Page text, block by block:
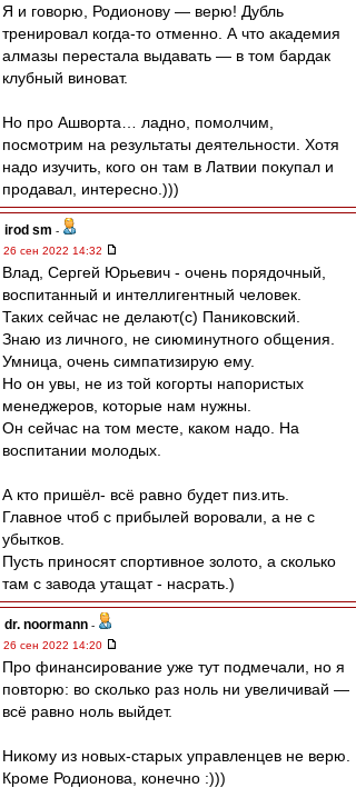
Я и говорю, Родионову — верю! Дубль
тренировал когда-то отменно. А что академия
алмазы перестала выдавать — в том бардак
клубный виноват.
Но про Ашворта… ладно, помолчим,
посмотрим на результаты деятельности. Хотя
надо изучить, кого он там в Латвии покупал и
продавал, интересно.)))
irod sm -
26 сен 2022 14:32
Влад, Сергей Юрьевич - очень порядочный,
воспитанный и интеллигентный человек.
Таких сейчас не делают(с) Паниковский.
Знаю из личного, не сиюминутного общения.
Умница, очень симпатизирую ему.
Но он увы, не из той когорты напористых
менеджеров, которые нам нужны.
Он сейчас на том месте, каком надо. На
воспитании молодых.
А кто пришёл- всё равно будет пиз.ить.
Главное чтоб с прибылей воровали, а не с
убытков.
Пусть приносят спортивное золото, а сколько
там с завода утащат - насрать.)
dr. noormann -
26 сен 2022 14:20
Про финансирование уже тут подмечали, но я
повторю: во сколько раз ноль ни увеличивай —
всё равно ноль выйдет.
Никому из новых-старых управленцев не верю.
Кроме Родионова, конечно :)))